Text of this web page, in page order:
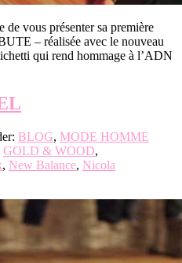
de vous présenter sa première
– réalisée avec le nouveau
qui rend hommage à l’ADN
BLOG, MODE HOMME
GOLD & WOOD,
, New Balance, Nicola